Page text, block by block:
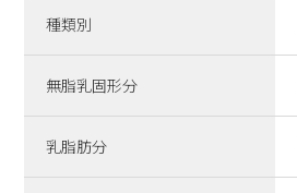
種類別
無脂乳固形分
乳脂肪分